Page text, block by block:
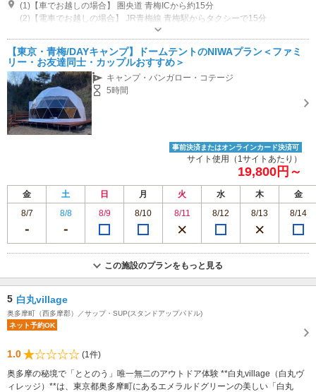
(1)【車でお越しの場合】 圏央道 青梅ICから約15分
(2)【電車でお越しの場合】 JR青梅線 青梅駅からタクシーで15分
専用駐車場あり（有料）12台 駐車料金 税込 550円/1台（終日）
【東京・青梅/DAYキャンプ】ドームテントのNIWAプラン＜ファミ
リー・お友達同士・カップルおすすめ＞
キャンプ・バンガロー・コテージ
5時間
事前決済またはオンラインカード決済可
サイト使用（1サイトあたり）
19,800円～
金 土 日 月 火 水 木
金
8/7
8/8 8/9 8/10 8/11 8/12 8/13 8/14
この施設のプランをもっと見る
5 白丸village
奥多摩町（西多摩郡）／サップ・SUP(スタンドアップパドル)
ネット予約OK
1.0
(1件)
奥多摩の秘境で「ととのう」唯一無二のアウトドア体験 **白丸village（白丸ヴ
ィレッジ）**は、東京都奥多摩町にあるエメラルドグリーンの美しい「白丸